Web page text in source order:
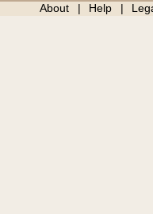
About Help